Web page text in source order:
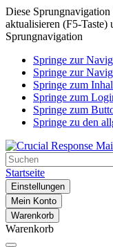
Diese
aktualisieren (F5-
Sprungnavigation
Springe zur
Springe zur
Springe zum
Springe zum
Springe zum
Springe zu den
Startseite
Einstellungen
Mein Konto
Warenkorb
Warenkorb